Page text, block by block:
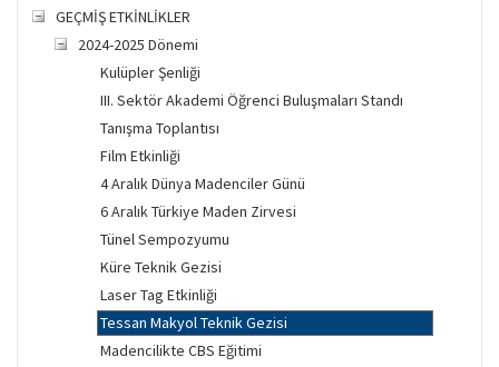
GEÇMİŞ ETKİNLİKLER
2024-2025 Dönemi
Kulüpler Şenliği
III. Sektör Akademi Öğrenci Buluşmaları Standı
Tanışma Toplantısı
Film Etkinliği
4 Aralık Dünya Madenciler Günü
6 Aralık Türkiye Maden Zirvesi
Tünel Sempozyumu
Küre Teknik Gezisi
Laser Tag Etkinliği
Tessan Makyol Teknik Gezisi
Madencilikte CBS Eğitimi